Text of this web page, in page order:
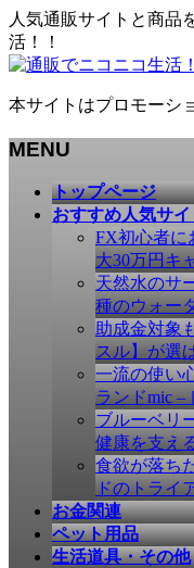
人気通販サイトと商品
活！！
本サイトはプロモーシ
MENU
トップページ
おすすめ人気サイ
FX初心者に
大30万円キ
天然水のサ
種のウォー
助成金対象
スル】が選
一流の使い
ランドmic –
ブルーベリ
健康を支え
食欲が落ち
ドのトライ
お金関連
ペット用品
生活道具・その他